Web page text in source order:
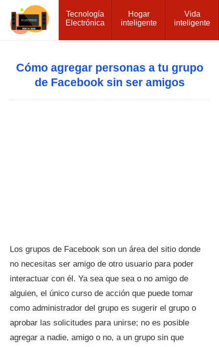
Tecnología
Electrónica
Hogar
inteligente
Vida
inteligente
Cómo agregar personas a tu grupo
de Facebook sin ser amigos
Los grupos de Facebook son un área del sitio donde
no necesitas ser amigo de otro usuario para poder
interactuar con él. Ya sea que sea o no amigo de
alguien, el único curso de acción que puede tomar
como administrador del grupo es sugerir el grupo o
aprobar las solicitudes para unirse; no es posible
agregar a nadie, amigo o no, a un grupo sin que